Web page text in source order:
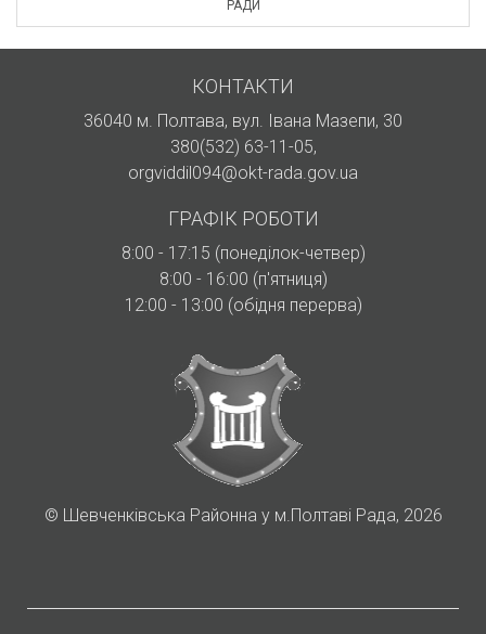
РАДИ
КОНТАКТИ
36040 м. Полтава, вул. Івана Мазепи, 30
380(532) 63-11-05,
orgviddil094@okt-rada.gov.ua
ГРАФІК РОБОТИ
8:00 - 17:15 (понеділок-четвер)
8:00 - 16:00 (п'ятниця)
12:00 - 13:00 (обідня перерва)
© Шевченківська Районна у м.Полтаві Рада, 2026